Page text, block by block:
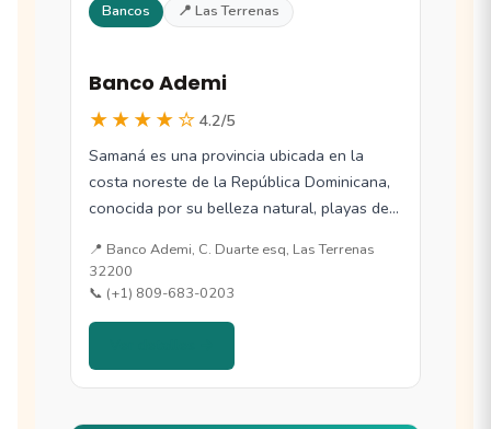
Bancos 📍 Las Terrenas
Banco Ademi
★★★★☆ 4.2/5
Samaná es una provincia ubicada en la
costa noreste de la República Dominicana,
conocida por su belleza natural, playas de…
📍 Banco Ademi, C. Duarte esq, Las Terrenas
32200
📞 (+1) 809-683-0203